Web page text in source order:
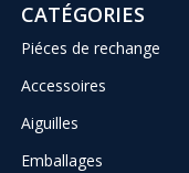
CATÉGORIES
Piéces de rechange
Accessoires
Aiguilles
Emballages